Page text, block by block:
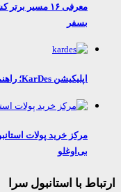
معرفی ۱۶ مسیر برتر
اپلیکیشن KarDes؛ راهنمای رایگان کشف تاریخ و فرهنگ پنهان ترکیه
مرکز خرید پولات استانبول
بی‌اوغلو
با استانبول سرا